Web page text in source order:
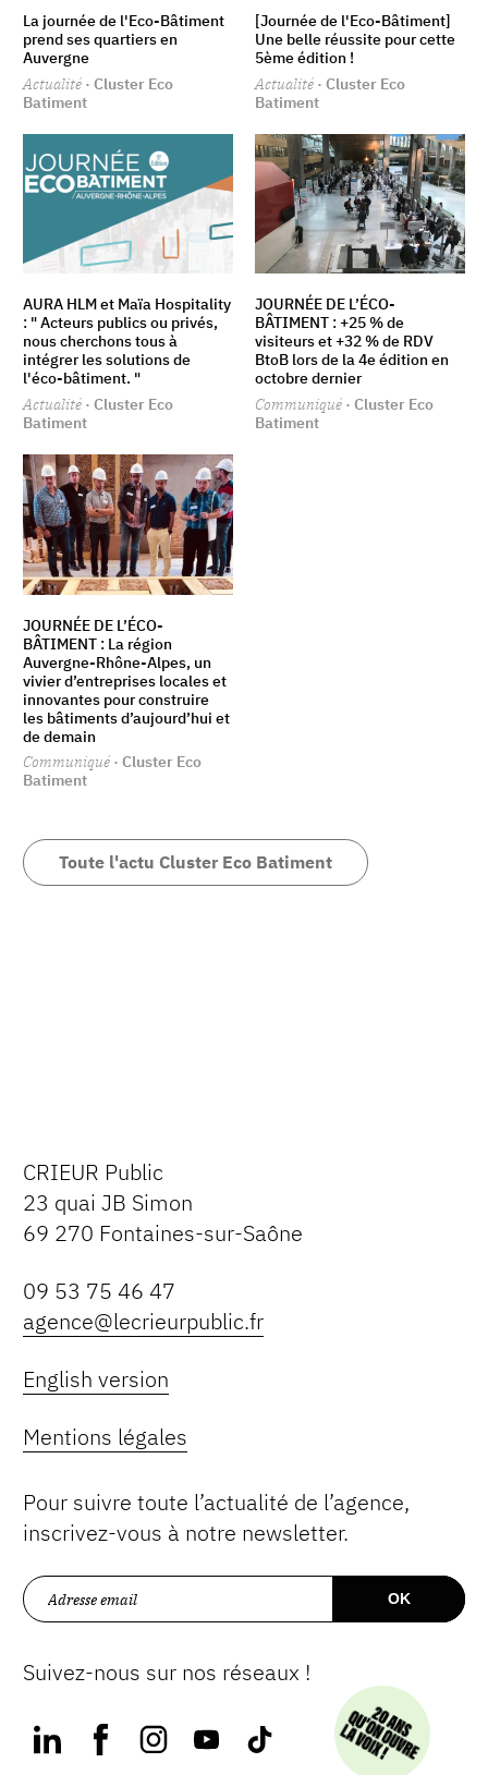
La journée de l'Eco-Bâtiment
prend ses quartiers en
Auvergne
Actualité · Cluster Eco
Batiment
[Journée de l'Eco-Bâtiment]
Une belle réussite pour cette
5ème édition !
Actualité · Cluster Eco
Batiment
AURA HLM et Maïa Hospitality
: " Acteurs publics ou privés,
nous cherchons tous à
intégrer les solutions de
l'éco-bâtiment. "
Actualité · Cluster Eco
Batiment
JOURNÉE DE L’ÉCO-
BÂTIMENT : +25 % de
visiteurs et +32 % de RDV
BtoB lors de la 4e édition en
octobre dernier
Communiqué · Cluster Eco
Batiment
JOURNÉE DE L’ÉCO-
BÂTIMENT : La région
Auvergne-Rhône-Alpes, un
vivier d’entreprises locales et
innovantes pour construire
les bâtiments d’aujourd’hui et
de demain
Communiqué · Cluster Eco
Batiment
Toute l'actu Cluster Eco Batiment
CRIEUR Public
23 quai JB Simon
69 270 Fontaines-sur-Saône
09 53 75 46 47
agence@lecrieurpublic.fr
English version
Mentions légales
Pour suivre toute l’actualité de l’agence,
inscrivez-vous à notre newsletter.
Suivez-nous sur nos réseaux !